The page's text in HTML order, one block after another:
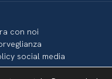
con noi
social media